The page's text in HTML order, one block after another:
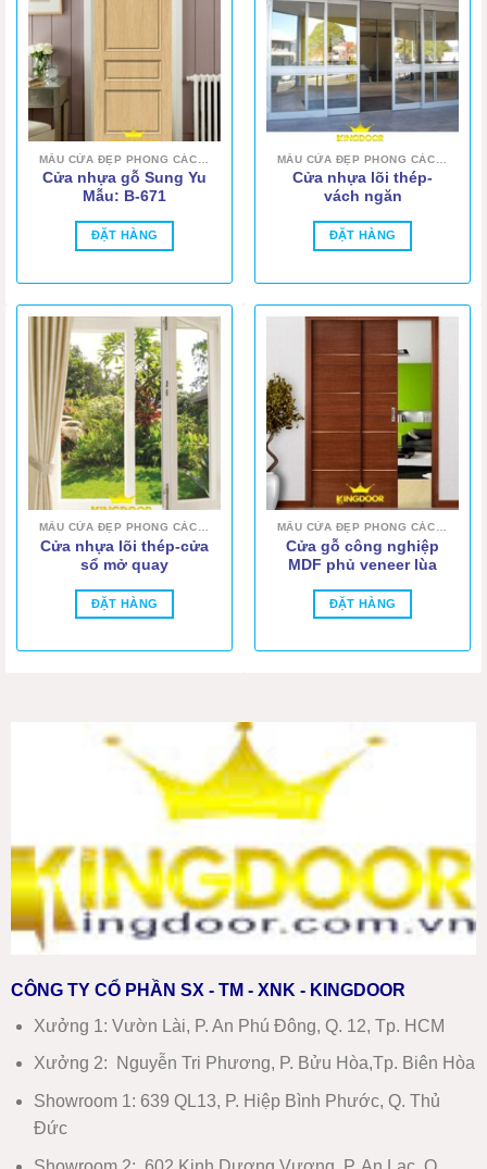
Cửa nhựa gỗ Sung Yu
Mẫu: B-671
ĐẶT HÀNG
Cửa nhựa lõi thép-
vách ngăn
ĐẶT HÀNG
MẪU CỬA ĐẸP PHONG CÁCH HIỆN ĐẠI
Cửa nhựa lõi thép-cửa
sổ mở quay
ĐẶT HÀNG
MẪU CỬA ĐẸP PHONG CÁCH HIỆN ĐẠI
Cửa gỗ công nghiệp
MDF phủ veneer lùa
ĐẶT HÀNG
CÔNG TY CỔ PHẦN SX - TM - XNK - KINGDOOR
Xưởng 1: Vườn Lài, P. An Phú Đông, Q. 12, Tp. HCM
Xưởng 2: Nguyễn Tri Phương, P. Bửu Hòa,Tp. Biên Hòa
Showroom 1: 639 QL13, P. Hiệp Bình Phước, Q. Thủ
Đức